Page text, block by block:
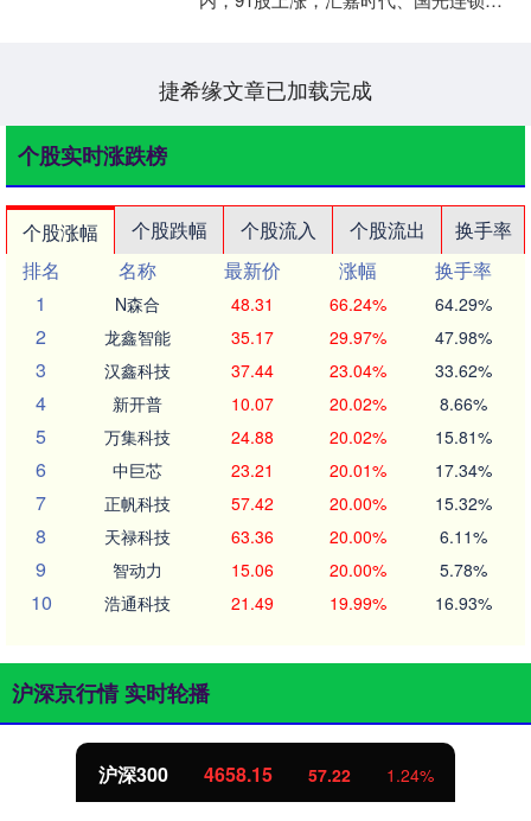
捷希缘文章已加载完成
个股实时涨跌榜
个股涨幅 个股跌幅 个股流入 个股流出
换手率
排名
名称 最新价 涨幅
换手率
1
N森合 48.31 66.24% 64.29%
2 龙鑫智能 35.17 29.97% 47.98%
3 汉鑫科技 37.44 23.04% 33.62%
4 新开普 10.07 20.02% 8.66%
5 万集科技 24.88 20.02% 15.81%
6 中巨芯 23.21 20.01% 17.34%
7 正帆科技 57.42 20.00% 15.32%
8 天禄科技 63.36 20.00% 6.11%
9 智动力 15.06 20.00% 5.78%
10 浩通科技 21.49 19.99% 16.93%
沪深京行情 实时轮播
沪深300 4658.15 57.22 1.24%